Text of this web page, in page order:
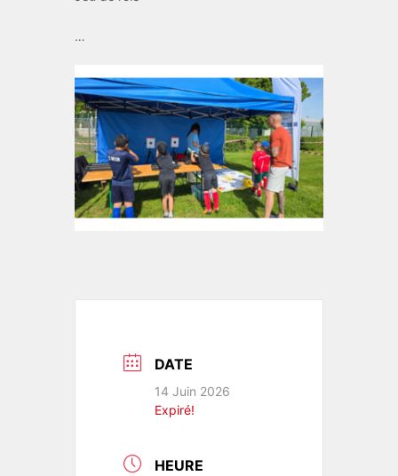
…
DATE
14 Juin 2026
Expiré!
HEURE